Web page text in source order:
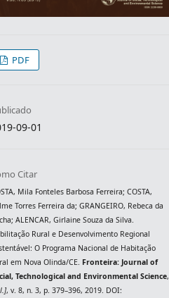
PDF
09-01
Citar
Mila Fonteles Barbosa Ferreira; COSTA,
Torres Ferreira da; GRANGEIRO, Rebeca da
ALENCAR, Girlaine Souza da Silva.
Rural e Desenvolvimento Regional
O Programa Nacional de Habitação
em Nova Olinda/CE. Fronteira: Journal of
Technological and Environmental Science,
, v. 8, n. 3, p. 379–396, 2019. DOI: